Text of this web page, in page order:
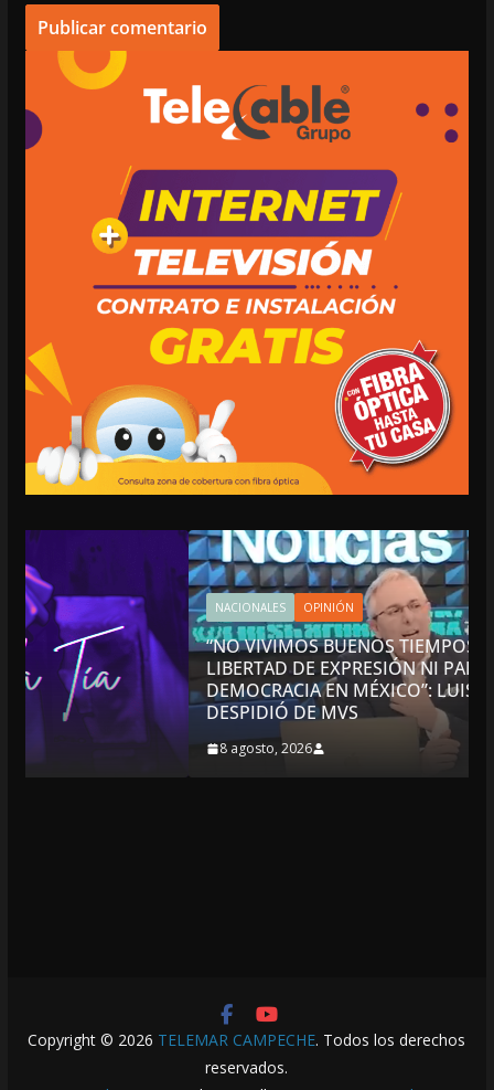
NACIONALES OPINIÓN
“NO VIVIMOS BUENOS TIEMPOS PARA LA
LIBERTAD DE EXPRESIÓN NI PARA LA
DEMOCRACIA EN MÉXICO”: LUIS CÁRDENAS; SE
DESPIDIÓ DE MVS
8 agosto, 2026
Copyright © 2026 TELEMAR CAMPECHE. Todos los derechos
reservados.